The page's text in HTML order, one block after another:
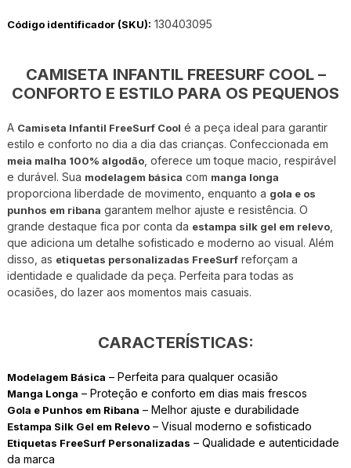
Código identificador (SKU): 130403095
CAMISETA INFANTIL FREESURF COOL –
CONFORTO E ESTILO PARA OS PEQUENOS
A Camiseta Infantil FreeSurf Cool é a peça ideal para garantir
estilo e conforto no dia a dia das crianças. Confeccionada em
meia malha 100% algodão, oferece um toque macio, respirável
e durável. Sua modelagem básica com manga longa
proporciona liberdade de movimento, enquanto a gola e os
punhos em ribana garantem melhor ajuste e resistência. O
grande destaque fica por conta da estampa silk gel em relevo,
que adiciona um detalhe sofisticado e moderno ao visual. Além
disso, as etiquetas personalizadas FreeSurfreforçam a
identidade e qualidade da peça. Perfeita para todas as
ocasiões, do lazer aos momentos mais casuais.
CARACTERÍSTICAS:
Modelagem Básica – Perfeita para qualquer ocasião
Manga Longa – Proteção e conforto em dias mais frescos
Gola e Punhos em Ribana – Melhor ajuste e durabilidade
Estampa Silk Gel em Relevo– Visual moderno e sofisticado
Etiquetas FreeSurf Personalizadas – Qualidade e autenticidade
da marca